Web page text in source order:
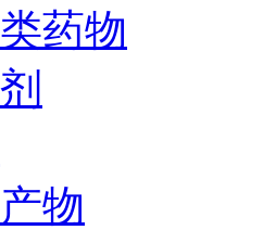
药物
物